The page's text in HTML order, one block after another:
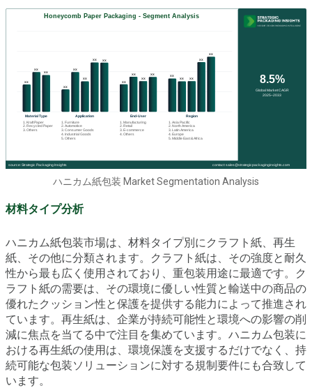
ハニカム紙包装 Market Segmentation Analysis
材料タイプ分析
ハニカム紙包装市場は、材料タイプ別にクラフト紙、再生
紙、その他に分類されます。クラフト紙は、その強度と耐久
性から最も広く使用されており、重包装用途に最適です。ク
ラフト紙の需要は、その環境に優しい性質と輸送中の商品の
優れたクッション性と保護を提供する能力によって推進され
ています。再生紙は、企業が持続可能性と環境への影響の削
減に焦点を当てる中で注目を集めています。ハニカム包装に
おける再生紙の使用は、環境保護を支援するだけでなく、持
続可能な包装ソリューションに対する規制要件にも合致して
います。